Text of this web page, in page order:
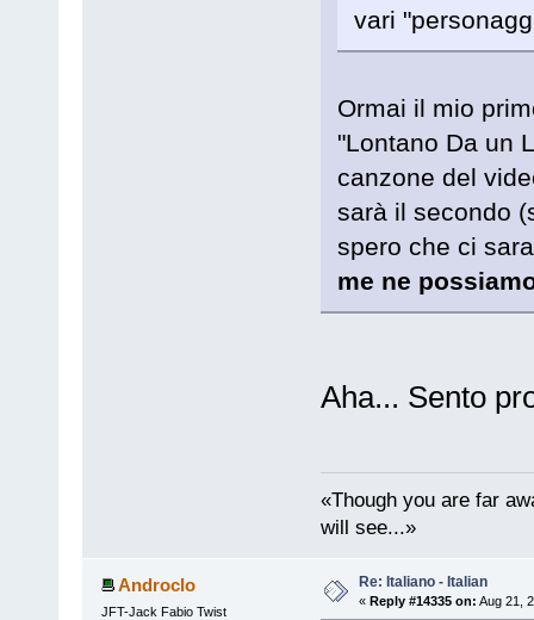
vari
Ormai il mio
"Lontano Da un
canzone del
sarà il secondo
spero che ci
me ne
Aha... Sento
«Though you are far
will see...»
Androclo
JFT-Jack Fabio Twist
Re: Italiano - Italian
« Reply #14335 on: Aug 21,